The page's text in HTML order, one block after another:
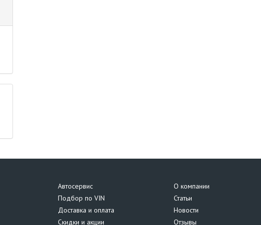
Автосервис
Подбор по VIN
Доставка и оплата
Скидки и акции
О компании
Статьи
Новости
Отзывы